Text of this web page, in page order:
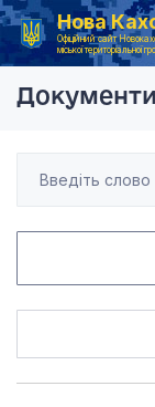
Нова
Офіційний сайт
міської територіальної
Головна
Документи